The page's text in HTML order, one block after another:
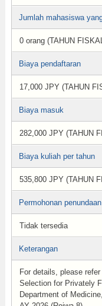
Jumlah mahasiswa
0 orang (TAHUN
Biaya pendaftaran
17,000 JPY (TAHUN
Biaya masuk
282,000 JPY (TAHUN
Biaya kuliah per tahun
535,800 JPY (TAHUN
Permohonan
Tidak tersedia
Keterangan
For details, please
Selection for Privately
Department of